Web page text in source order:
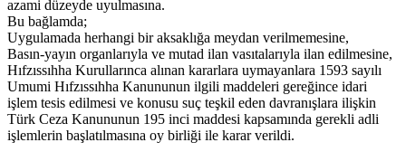
azami düzeyde uyulmasına.
Bu bağlamda;
Uygulamada herhangi bir aksaklığa meydan verilmemesine,
Basın-yayın organlarıyla ve mutad ilan vasıtalarıyla ilan edilmesine,
Hıfzıssıhha Kurullarınca alınan kararlara uymayanlara 1593 sayılı
Umumi Hıfzıssıhha Kanununun ilgili maddeleri gereğince idari
işlem tesis edilmesi ve konusu suç teşkil eden davranışlara ilişkin
Türk Ceza Kanununun 195 inci maddesi kapsamında gerekli adli
işlemlerin başlatılmasına oy birliği ile karar verildi.